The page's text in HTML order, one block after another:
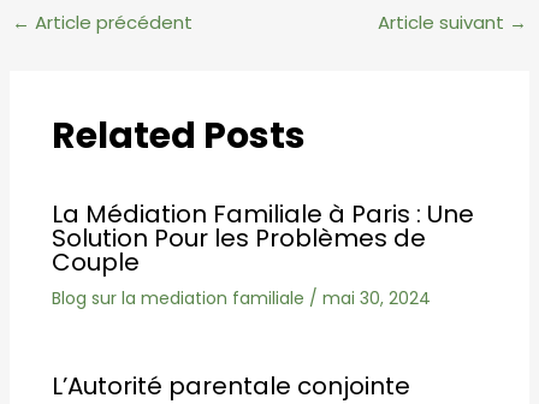
Navigation
← Article précédent Article suivant →
Related Posts
La Médiation Familiale à Paris : Une
Solution Pour les Problèmes de
Couple
Blog sur la mediation familiale / mai 30, 2024
L’Autorité parentale conjointe